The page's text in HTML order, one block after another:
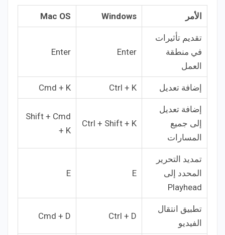
الأمر Windows
Mac OS
تقديم تأثيرات
في منطقة
العمل
Enter
Enter
إضافة تعديل Ctrl + K
Cmd + K
إضافة تعديل
إلى جميع
المسارات
Ctrl + Shift + K
Shift + Cmd
+ K
تمديد التحرير
المحدد إلى
Playhead
E
E
تطبيق انتقال
الفيديو
Ctrl + D
Cmd + D